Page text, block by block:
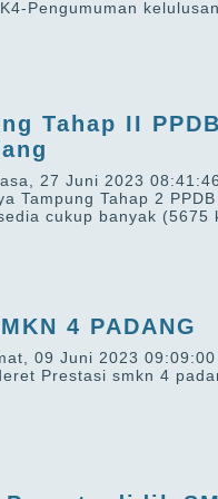
Pengumuman
Tahap II
27 Juni 2023
Tampung Tahap 2
cukup banyak (5675
4 PADANG
09 Juni 2023 09:09:00
Prestasi smkn 4